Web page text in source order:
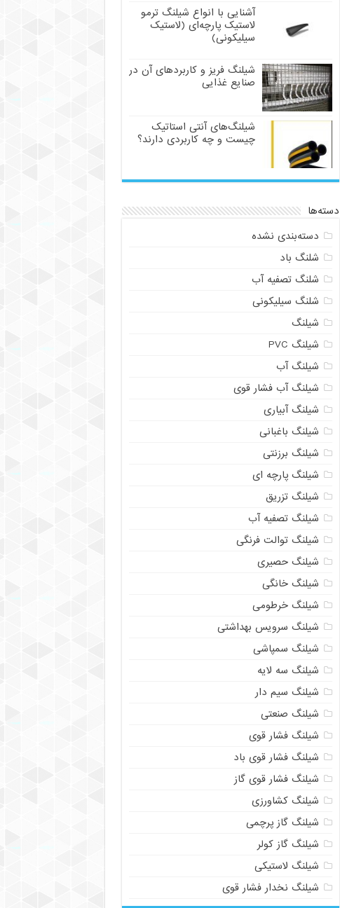
آشنایی با انواع شیلنگ ترمو
لاستیک پارچه‌ای (لاستیک
سیلیکونی)
شیلنگ فریز و کاربردهای آن در
صنایع غذایی
شیلنگ‌های آنتی استاتیک
چیست و چه کاربردی دارند؟
دسته‌ها
دسته‌بندی نشده
شلنگ باد
شلنگ تصفیه آب
شلنگ سیلیکونی
شیلنگ
شیلنگ PVC
شیلنگ آب
شیلنگ آب فشار قوی
شیلنگ آبیاری
شیلنگ باغبانی
شیلنگ برزنتی
شیلنگ پارچه ای
شیلنگ تزریق
شیلنگ تصفیه آب
شیلنگ توالت فرنگی
شیلنگ حصیری
شیلنگ خانگی
شیلنگ خرطومی
شیلنگ سرویس بهداشتی
شیلنگ سمپاشی
شیلنگ سه لایه
شیلنگ سیم دار
شیلنگ صنعتی
شیلنگ فشار قوی
شیلنگ فشار قوی باد
شیلنگ فشار قوی گاز
شیلنگ کشاورزی
شیلنگ گاز پرچمی
شیلنگ گاز کولر
شیلنگ لاستیکی
شیلنگ نخدار فشار قوی